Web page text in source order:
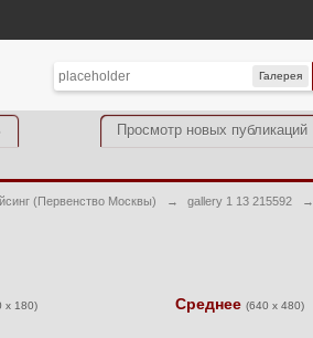
Галерея
Просмотр новых публикаций
(Первенство Москвы) → gallery 1 13 215592 →
x 180) Среднее (640 x 480)